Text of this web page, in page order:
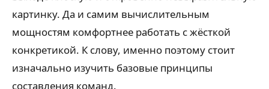
картинку. Да и самим вычислительным
мощностям комфортнее работать с жёсткой
конкретикой. К слову, именно поэтому стоит
изначально изучить базовые принципы
составления команд.